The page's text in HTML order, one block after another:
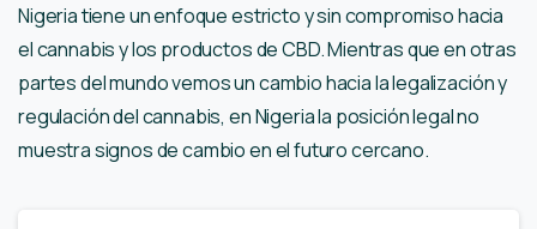
Nigeria tiene un enfoque estricto y sin compromiso hacia
el cannabis y los productos de CBD. Mientras que en otras
partes del mundo vemos un cambio hacia la legalización y
regulación del cannabis, en Nigeria la posición legal no
muestra signos de cambio en el futuro cercano.